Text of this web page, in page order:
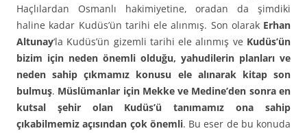
Haçlılardan Osmanlı hakimiyetine, oradan da şimdiki
haline kadar Kudüs’ün tarihi ele alınmış. Son olarak Erhan
Altunay‘la Kudüs’ün gizemli tarihi ele alınmış ve Kudüs’ün
bizim için neden önemli olduğu, yahudilerin planları ve
neden sahip çıkmamız konusu ele alınarak kitap son
bulmuş. Müslümanlar için Mekke ve Medine’den sonra en
kutsal şehir olan Kudüs’ü tanımamız ona sahip
çıkabilmemiz açısından çok önemli. Bu eser de bu konuda